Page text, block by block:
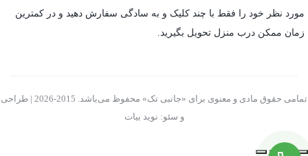
مورد نظر خود را فقط با چند کلیک و به سادگی سفارش دهید و در کمترین
زمان ممکن درب منزل تحویل بگیرید.
تمامی حقوق مادی و معنوی برای «جانبی تک» محفوظ می‌باشد. 2015-2026 | طراحی
و سئو: نوید بیات